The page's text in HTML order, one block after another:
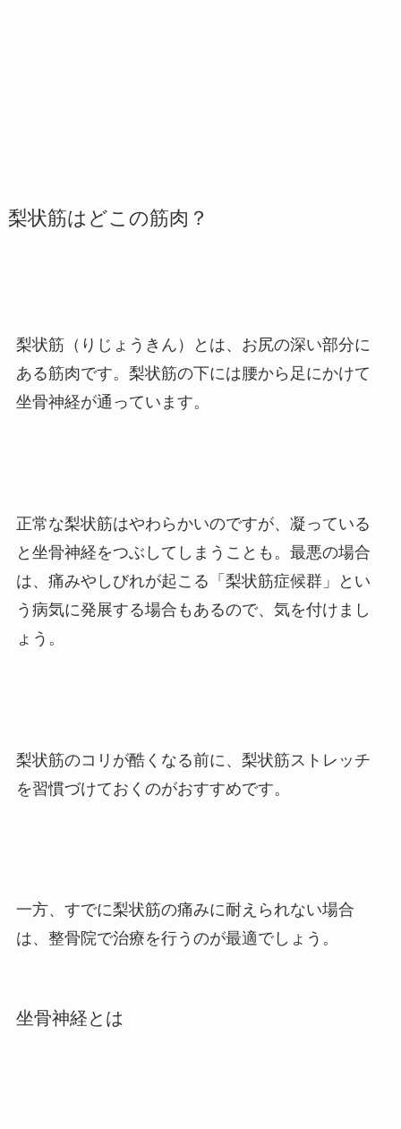
梨状筋はどこの筋肉？
梨状筋（りじょうきん）とは、お尻の深い部分に
ある筋肉です。 梨状筋の下には腰から足にかけて
坐骨神経が通っています。
正常な梨状筋はやわらかいのですが、凝っている
と坐骨神経をつぶしてしまうことも。最悪の場合
は、 痛みやしびれが起こる「梨状筋症候群」とい
う病気に発展する場合もあるので、気を付けまし
ょう。
梨状筋のコリが酷くなる前に、梨状筋ストレッチ
を習慣づけておくのがおすすめです。
一方、すでに梨状筋の痛みに耐えられない場合
は、整骨院で治療を行うのが最適でしょう。
坐骨神経とは